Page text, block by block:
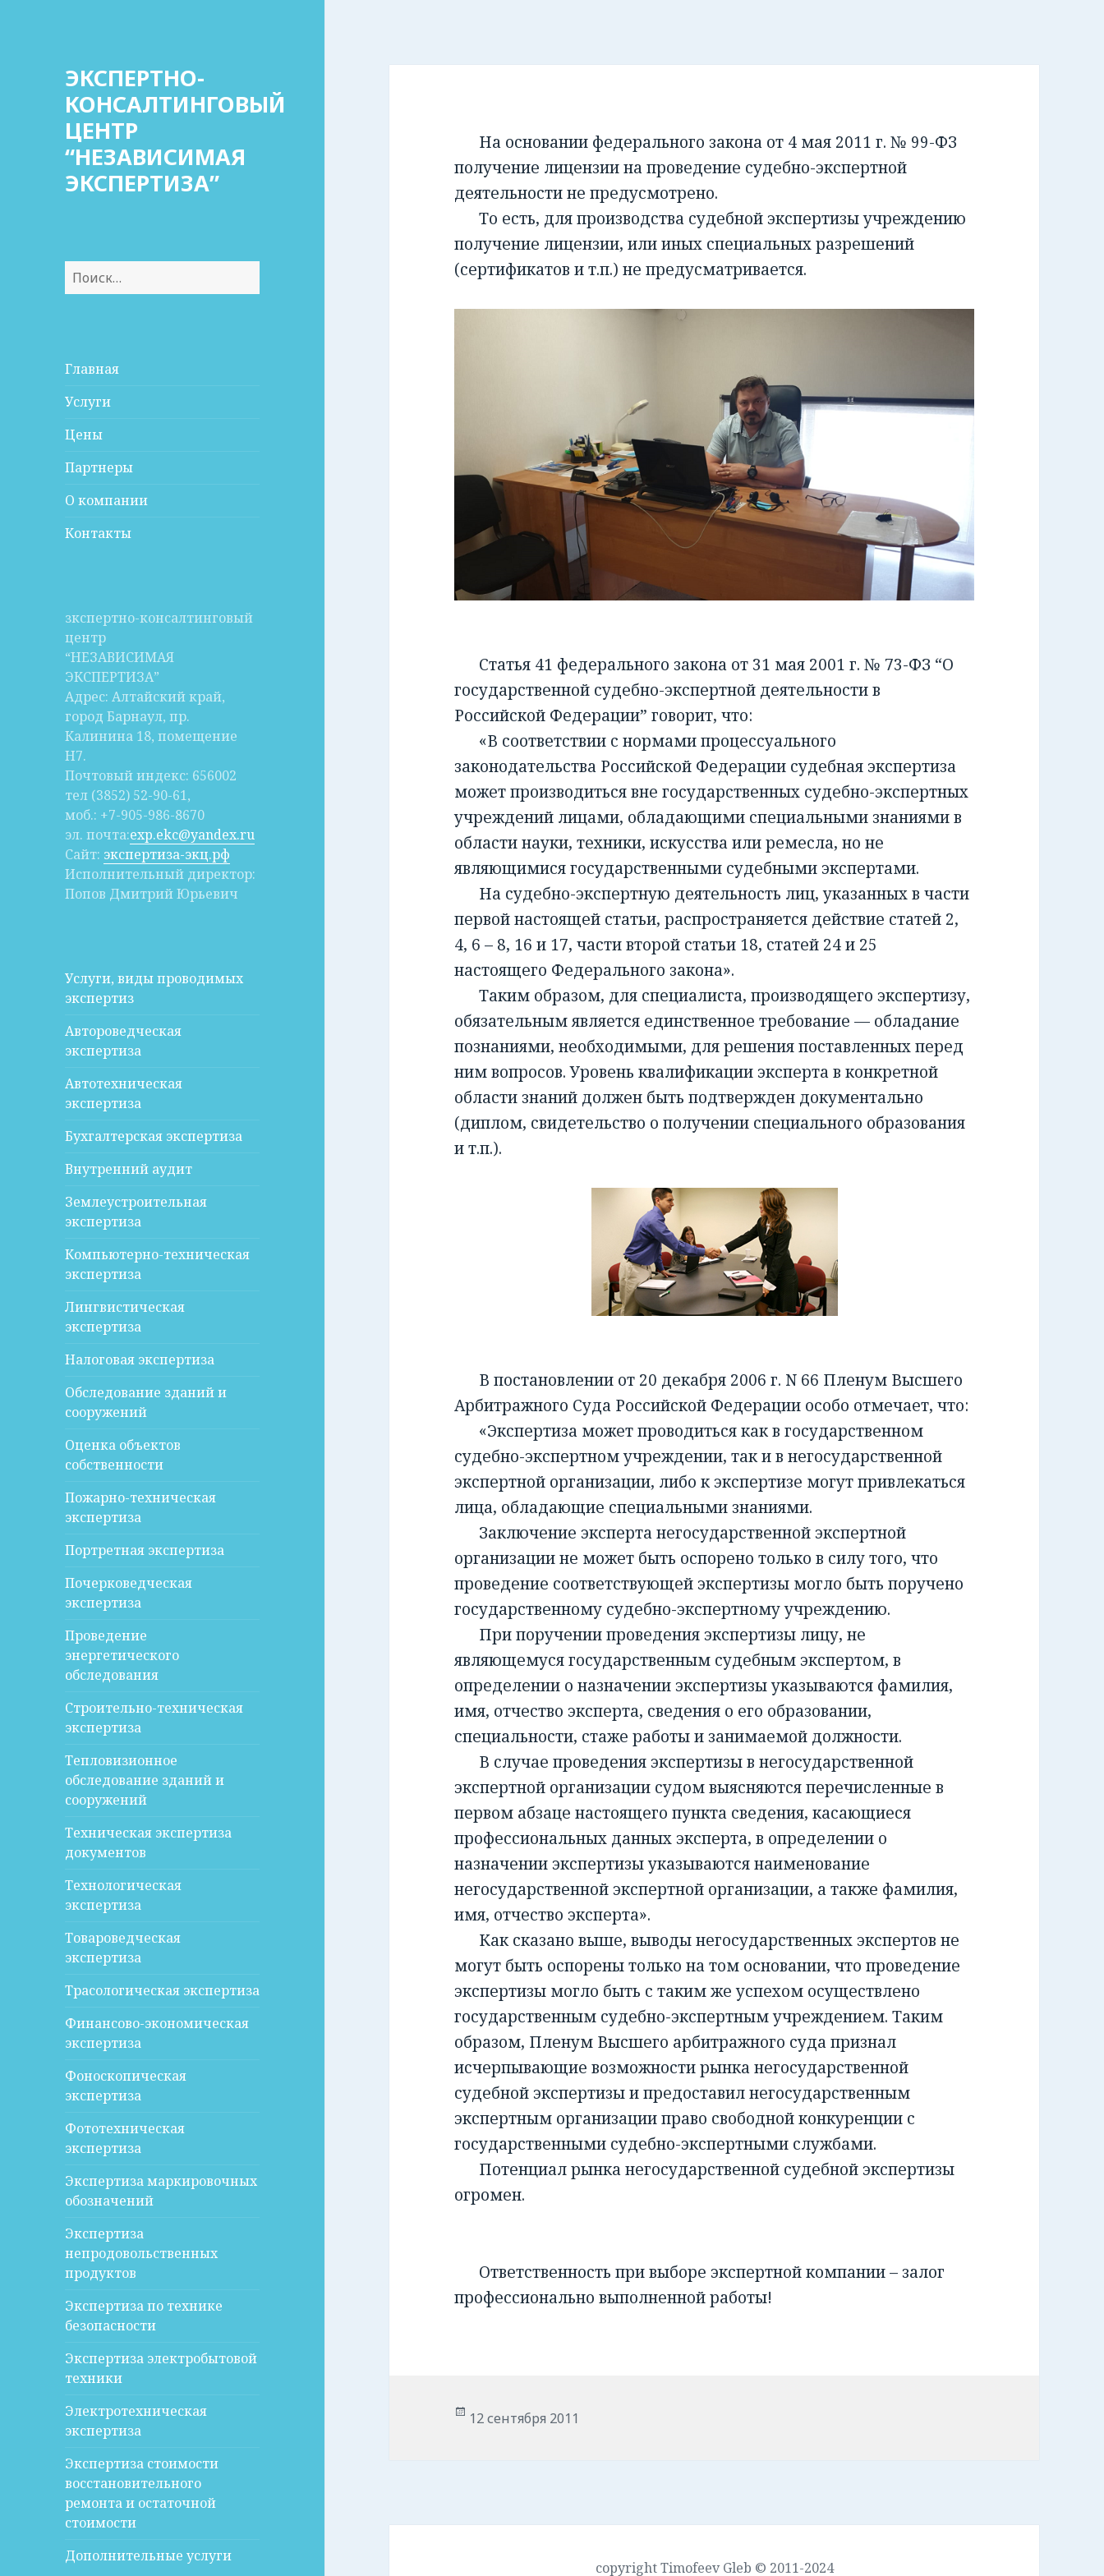
ЭКСПЕРТНО-
КОНСАЛТИНГОВЫЙ
ЦЕНТР
“НЕЗАВИСИМАЯ
ЭКСПЕРТИЗА”
Найти:
Главная
Услуги
Цены
Партнеры
О компании
Контакты
зкспертно-консалтинговый
центр
“НЕЗАВИСИМАЯ
ЭКСПЕРТИЗА”
Адрес: Алтайский край,
город Барнаул, пр.
Калинина 18, помещение
Н7.
Почтовый индекс: 656002
тел (3852) 52-90-61,
моб.: +7-905-986-8670
эл. почта:exp.ekc@yandex.ru
Сайт: экспертиза-экц.рф
Исполнительный директор:
Попов Дмитрий Юрьевич
Услуги, виды проводимых
экспертиз
Автороведческая
экспертиза
Автотехническая
экспертиза
Бухгалтерская экспертиза
Внутренний аудит
Землеустроительная
экспертиза
Компьютерно-техническая
экспертиза
Лингвистическая
экспертиза
Налоговая экспертиза
Обследование зданий и
сооружений
Оценка объектов
собственности
Пожарно-техническая
экспертиза
Портретная экспертиза
Почерковедческая
экспертиза
Проведение
энергетического
обследования
Строительно-техническая
экспертиза
Тепловизионное
обследование зданий и
сооружений
Техническая экспертиза
документов
Технологическая
экспертиза
Товароведческая
экспертиза
Трасологическая экспертиза
Финансово-экономическая
экспертиза
Фоноскопическая
экспертиза
Фототехническая
экспертиза
Экспертиза маркировочных
обозначений
Экспертиза
непродовольственных
продуктов
Экспертиза по технике
безопасности
Экспертиза электробытовой
техники
Электротехническая
экспертиза
Экспертиза стоимости
восстановительного
ремонта и остаточной
стоимости
Дополнительные услуги
На основании федерального закона от 4 мая 2011 г. № 99-ФЗ
получение лицензии на проведение судебно-экспертной
деятельности не предусмотрено.
То есть, для производства судебной экспертизы учреждению
получение лицензии, или иных специальных разрешений
(сертификатов и т.п.) не предусматривается.
Статья 41 федерального закона от 31 мая 2001 г. № 73-ФЗ “О
государственной судебно-экспертной деятельности в
Российской Федерации” говорит, что:
«В соответствии с нормами процессуального
законодательства Российской Федерации судебная экспертиза
может производиться вне государственных судебно-экспертных
учреждений лицами, обладающими специальными знаниями в
области науки, техники, искусства или ремесла, но не
являющимися государственными судебными экспертами.
На судебно-экспертную деятельность лиц, указанных в части
первой настоящей статьи, распространяется действие статей 2,
4, 6 – 8, 16 и 17, части второй статьи 18, статей 24 и 25
настоящего Федерального закона».
Таким образом, для специалиста, производящего экспертизу,
обязательным является единственное требование — обладание
познаниями, необходимыми, для решения поставленных перед
ним вопросов. Уровень квалификации эксперта в конкретной
области знаний должен быть подтвержден документально
(диплом, свидетельство о получении специального образования
и т.п.).
В постановлении от 20 декабря 2006 г. N 66 Пленум Высшего
Арбитражного Суда Российской Федерации особо отмечает, что:
«Экспертиза может проводиться как в государственном
судебно-экспертном учреждении, так и в негосударственной
экспертной организации, либо к экспертизе могут привлекаться
лица, обладающие специальными знаниями.
Заключение эксперта негосударственной экспертной
организации не может быть оспорено только в силу того, что
проведение соответствующей экспертизы могло быть поручено
государственному судебно-экспертному учреждению.
При поручении проведения экспертизы лицу, не
являющемуся государственным судебным экспертом, в
определении о назначении экспертизы указываются фамилия,
имя, отчество эксперта, сведения о его образовании,
специальности, стаже работы и занимаемой должности.
В случае проведения экспертизы в негосударственной
экспертной организации судом выясняются перечисленные в
первом абзаце настоящего пункта сведения, касающиеся
профессиональных данных эксперта, в определении о
назначении экспертизы указываются наименование
негосударственной экспертной организации, а также фамилия,
имя, отчество эксперта».
Как сказано выше, выводы негосударственных экспертов не
могут быть оспорены только на том основании, что проведение
экспертизы могло быть с таким же успехом осуществлено
государственным судебно-экспертным учреждением. Таким
образом, Пленум Высшего арбитражного суда признал
исчерпывающие возможности рынка негосударственной
судебной экспертизы и предоставил негосударственным
экспертным организации право свободной конкуренции с
государственными судебно-экспертными службами.
Потенциал рынка негосударственной судебной экспертизы
огромен.
Ответственность при выборе экспертной компании – залог
профессионально выполненной работы!
Опубликовано
12 сентября 2011
copyright Timofeev Gleb © 2011-2024